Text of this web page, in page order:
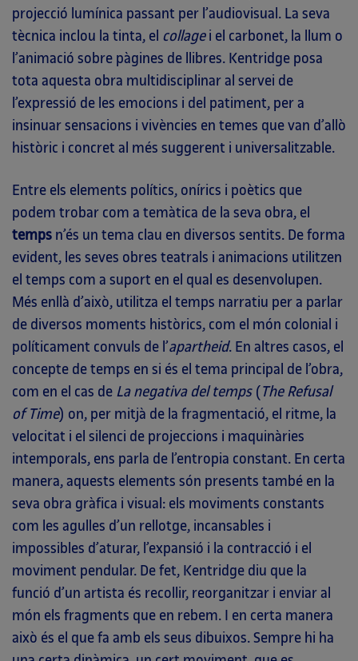
projecció lumínica passant per l’audiovisual. La seva
tècnica inclou la tinta, el collagei el carbonet, la llum o
l’animació sobre pàgines de llibres. Kentridge posa
tota aquesta obra multidisciplinar al servei de
l’expressió de les emocions i del patiment, per a
insinuar sensacions i vivències en temes que van d’allò
històric i concret al més suggerent i universalitzable.
Entre els elements polítics, onírics i poètics que
podem trobar com a temàtica de la seva obra, el
temps n’és un tema clau en diversos sentits. De forma
evident, les seves obres teatrals i animacions utilitzen
el temps com a suport en el qual es desenvolupen.
Més enllà d’això, utilitza el temps narratiu per a parlar
de diversos moments històrics, com el món colonial i
políticament convuls de l’apartheid. En altres casos, el
concepte de temps en si és el tema principal de l’obra,
com en el cas de La negativa del temps ( The Refusal
of Time) on, per mitjà de la fragmentació, el ritme, la
velocitat i el silenci de projeccions i maquinàries
intemporals, ens parla de l’entropia constant. En certa
manera, aquests elements són presents també en la
seva obra gràfica i visual: els moviments constants
com les agulles d’un rellotge, incansables i
impossibles d’aturar, l’expansió i la contracció i el
moviment pendular. De fet, Kentridge diu que la
funció d’un artista és recollir, reorganitzar i enviar al
món els fragments que en rebem. I en certa manera
això és el que fa amb els seus dibuixos. Sempre hi ha